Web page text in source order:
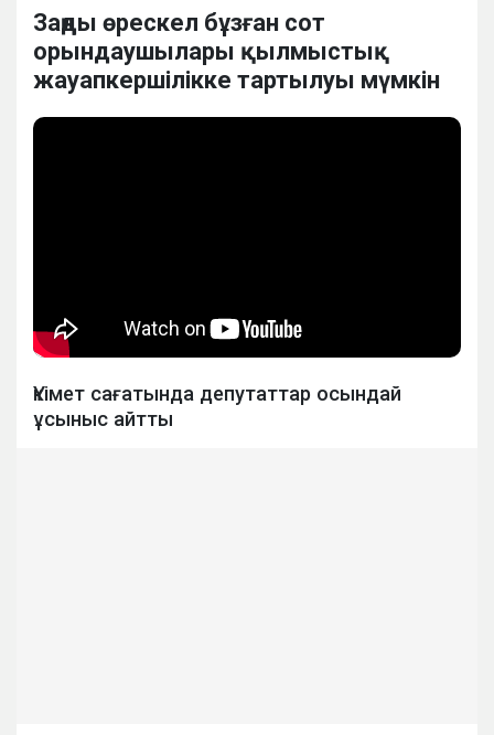
Заңды өрескел бұзған сот
орындаушылары қылмыстық
жауапкершілікке тартылуы мүмкін
Үкімет сағатында депутаттар осындай
ұсыныс айтты